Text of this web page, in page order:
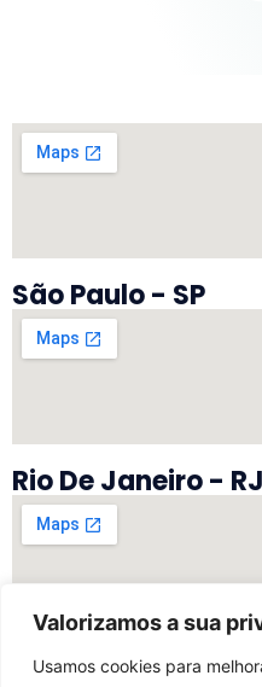
Valorizamos a sua
Usamos cookies para
São Paulo - SP
Rio De Janeiro - RJ
Vitória - ES